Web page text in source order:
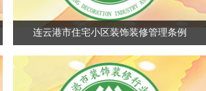
连云港市住宅小区装饰装修管理条例